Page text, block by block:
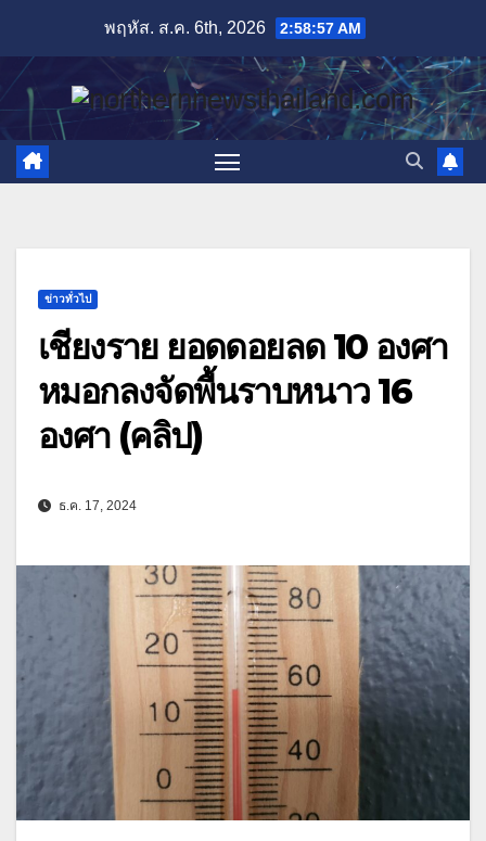
content
พฤหัส. ส.ค. 6th, 2026 2:58:58 AM
ข่าวทั่วไป
เชียงราย ยอดดอยลด 10 องศา
หมอกลงจัดพื้นราบหนาว 16
องศา (คลิป)
ธ.ค. 17, 2024